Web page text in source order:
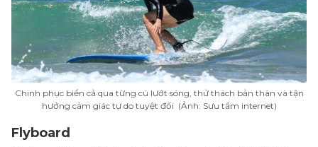
Chinh phục biển cả qua từng cú lướt sóng, thử thách bản thân và tận
hưởng cảm giác tự do tuyệt đối (Ảnh: Sưu tầm internet)
Flyboard